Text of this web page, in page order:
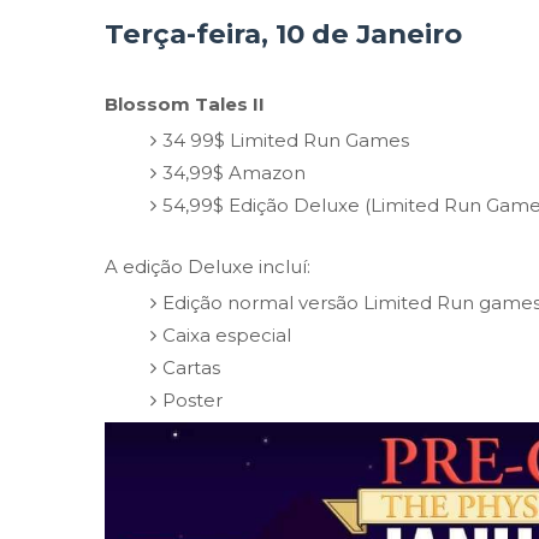
Terça-feira, 10 de Janeiro
Blossom Tales II
34 99$ Limited Run Games
34,99$ Amazon
54,99$ Edição Deluxe (Limited Run
A edição Deluxe incluí:
Edição normal versão Limited Run
Caixa especial
Cartas
Poster